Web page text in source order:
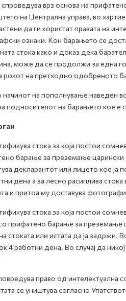
врз основа на
на Централна управа, во
да ги користат правата на
ознаки. Кон барањето се
стока како и доказ дека
може да се продолжи за една
рокот на претходно одобреното
на пополнување наведен
подносителот на барањето кое е
стока за која постои
барање за преземање царински
декларантот или лицето кое ја
дена а за лесно расиплива
и притоа му доставува
стока за која постои
прифатено барање за преземање
или истата да ја задржи.
4 работни дена. Во случај да
право од интелектуална
се уништува согласно